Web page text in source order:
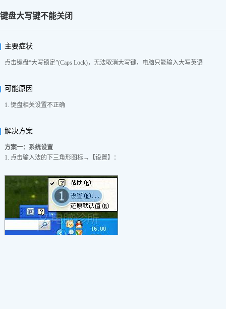
键盘大写键不能关闭
主要症状
点击键盘“大写锁定”(Caps Lock)，无法取消大写键，电脑只能输入大写英语
可能原因
1. 键盘相关设置不正确
解决方案
方案一：系统设置
1. 点击输入法的下三角形图标→【设置】：